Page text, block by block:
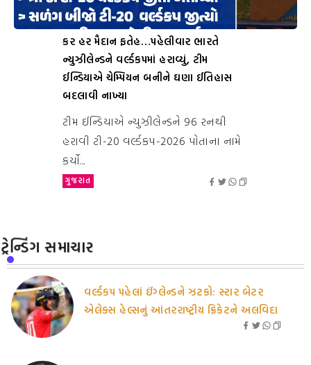
કર હર મૈદાન ફતેહ…પહેલીવાર ભારતે
ન્યુઝીલેન્ડને વર્લ્ડકપમાં હરાવ્યું, ટીમ
ઈન્ડિયાએ ચેમ્પિયન બનીને ઘણા ઈતિહાસ
બદલાવી નાખ્યા
ટીમ ઈન્ડિયાએ ન્યુઝીલેન્ડને 96 રનથી
હરાવી ટી-20 વર્લ્ડકપ-2026 પોતાના નામે
કર્યો...
ગુજરાત
સમાચાર
વર્લ્ડકપ પહેલાં ઈંગ્લેન્ડને ઝટકો: સ્ટાર બેટર
એલેક્સ હેલ્સનું આંતરરાષ્ટ્રીય ક્રિકેટને અલવિદા